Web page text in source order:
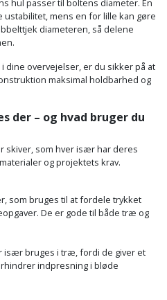
hul passer til boltens diameter. En
ustabilitet, mens en for lille kan gøre
diameteren, så delene
dine overvejelser, er du sikker på at
maksimal holdbarhed og
der – og hvad bruger du
skiver, som hver især har deres
og projektets krav.
som bruges til at fordele trykket
De er gode til både træ og
især bruges i træ, fordi de giver et
indpresning i bløde